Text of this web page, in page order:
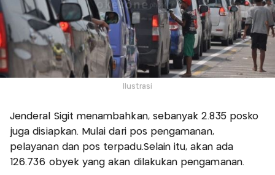
Ilustrasi
Jenderal Sigit menambahkan, sebanyak 2.835 posko
juga disiapkan. Mulai dari pos pengamanan,
pelayanan dan pos terpadu.Selain itu, akan ada
126.736 obyek yang akan dilakukan pengamanan.